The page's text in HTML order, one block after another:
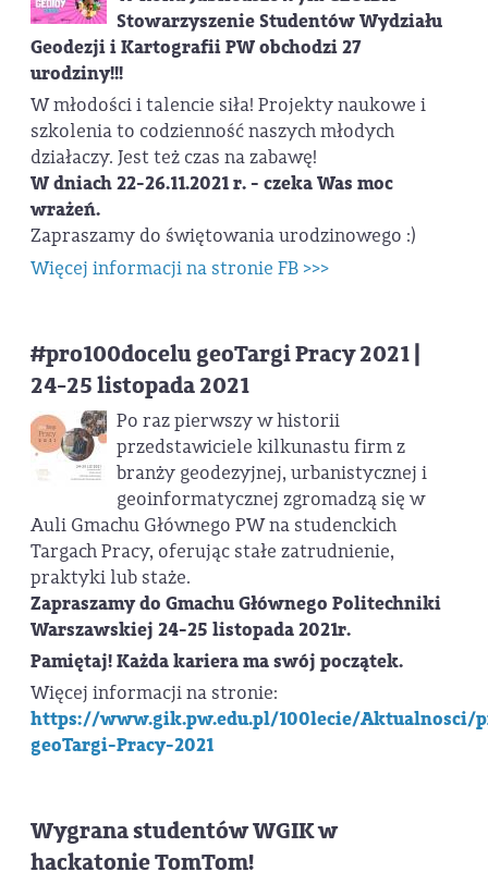
Stowarzyszenie Studentów Wydziału
Geodezji i Kartografii PW obchodzi 27
urodziny!!!
W młodości i talencie siła! Projekty naukowe i
szkolenia to codzienność naszych młodych
działaczy. Jest też czas na zabawę!
W dniach 22-26.11.2021 r. - czeka Was moc
wrażeń.
Zapraszamy do świętowania urodzinowego :)
Więcej informacji na stronie FB >>>
#pro100docelu geoTargi Pracy 2021 |
24-25 listopada 2021
Po raz pierwszy w historii
przedstawiciele kilkunastu firm z
branży geodezyjnej, urbanistycznej i
geoinformatycznej zgromadzą się w
Auli Gmachu Głównego PW na studenckich
Targach Pracy, oferując stałe zatrudnienie,
praktyki lub staże.
Zapraszamy do Gmachu Głównego Politechniki
Warszawskiej 24-25 listopada 2021r.
Pamiętaj! Każda kariera ma swój początek.
Więcej informacji na stronie:
https://www.gik.pw.edu.pl/100lecie/Aktualnosci/
geoTargi-Pracy-2021
Wygrana studentów WGIK w
hackatonie TomTom!